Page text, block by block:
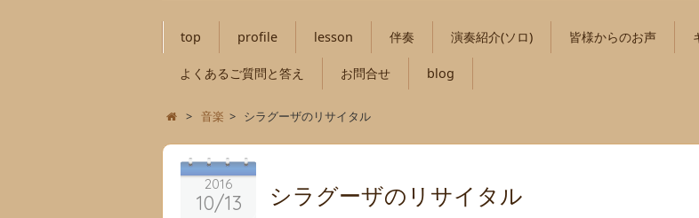
top profile lesson 伴奏 演奏紹介(ソロ) 皆様からのお声
よくあるご質問と答え お問合せ blog
> 音楽 > シラグーザのリサイタル
2016
10/13 シラグーザのリサイタル